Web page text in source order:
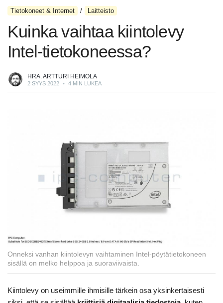
Tietokoneet & Internet Laitteisto
Kuinka vaihtaa kiintolevy
Intel-tietokoneessa?
HRA. ARTTURI HEIMOLA
2 SYYS 2022 • 4 MIN LUKEA
Onneksi vanhan kiintolevyn vaihtaminen Intel-pöytätietokoneen
sisällä on melko helppoa ja suoraviivaista.
Kiintolevy on useimmille ihmisille tärkein osa yksinkertaisesti